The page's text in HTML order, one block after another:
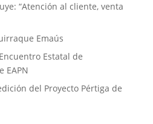
“Atención al cliente, venta
Emaús
Estatal de
EAPN
del Proyecto Pértiga de